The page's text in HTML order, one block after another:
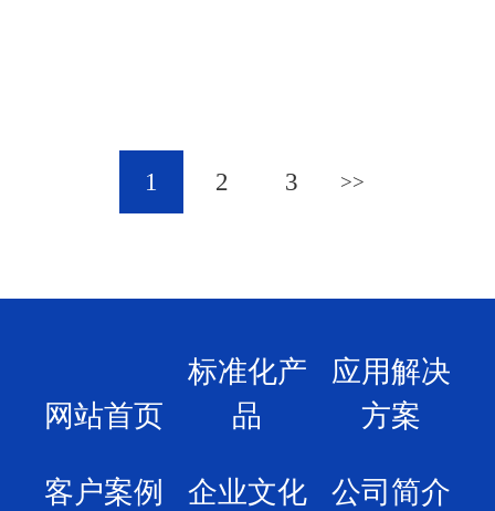
1 2 3
网站首页
标准化产
品
应用解决
方案
客户案例 企业文化 公司简介